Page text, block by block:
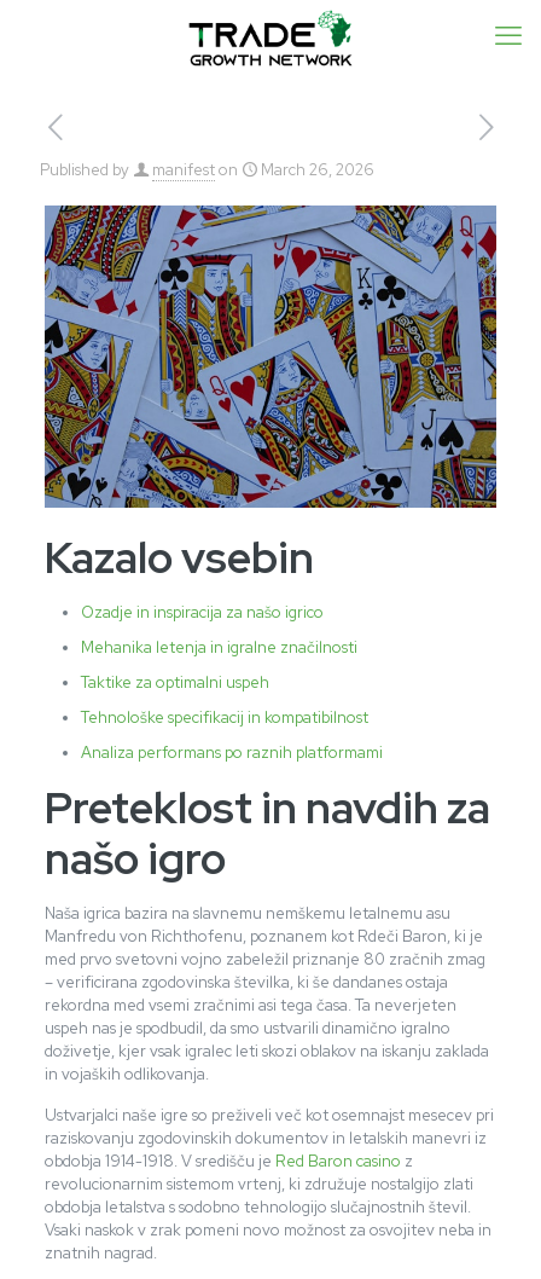
Published by manifeston March 26, 2026
Kazalo vsebin
Ozadje in inspiracija za našo igrico
Mehanika letenja in igralne značilnosti
Taktike za optimalni uspeh
Tehnološke specifikacij in kompatibilnost
Analiza performans po raznih platformami
Preteklost in navdih za
našo igro
Naša igrica bazira na slavnemu nemškemu letalnemu asu
Manfredu von Richthofenu, poznanem kot Rdeči Baron, ki je
med prvo svetovni vojno zabeležil priznanje 80 zračnih zmag
– verificirana zgodovinska številka, ki še dandanes ostaja
rekordna med vsemi zračnimi asi tega časa. Ta neverjeten
uspeh nas je spodbudil, da smo ustvarili dinamično igralno
doživetje, kjer vsak igralec leti skozi oblakov na iskanju zaklada
in vojaških odlikovanja.
Ustvarjalci naše igre so preživeli več kot osemnajst mesecev pri
raziskovanju zgodovinskih dokumentov in letalskih manevri iz
obdobja 1914-1918. V središču je Red Baron casino z
revolucionarnim sistemom vrtenj, ki združuje nostalgijo zlati
obdobja letalstva s sodobno tehnologijo slučajnostnih števil.
Vsaki naskok v zrak pomeni novo možnost za osvojitev neba in
znatnih nagrad.